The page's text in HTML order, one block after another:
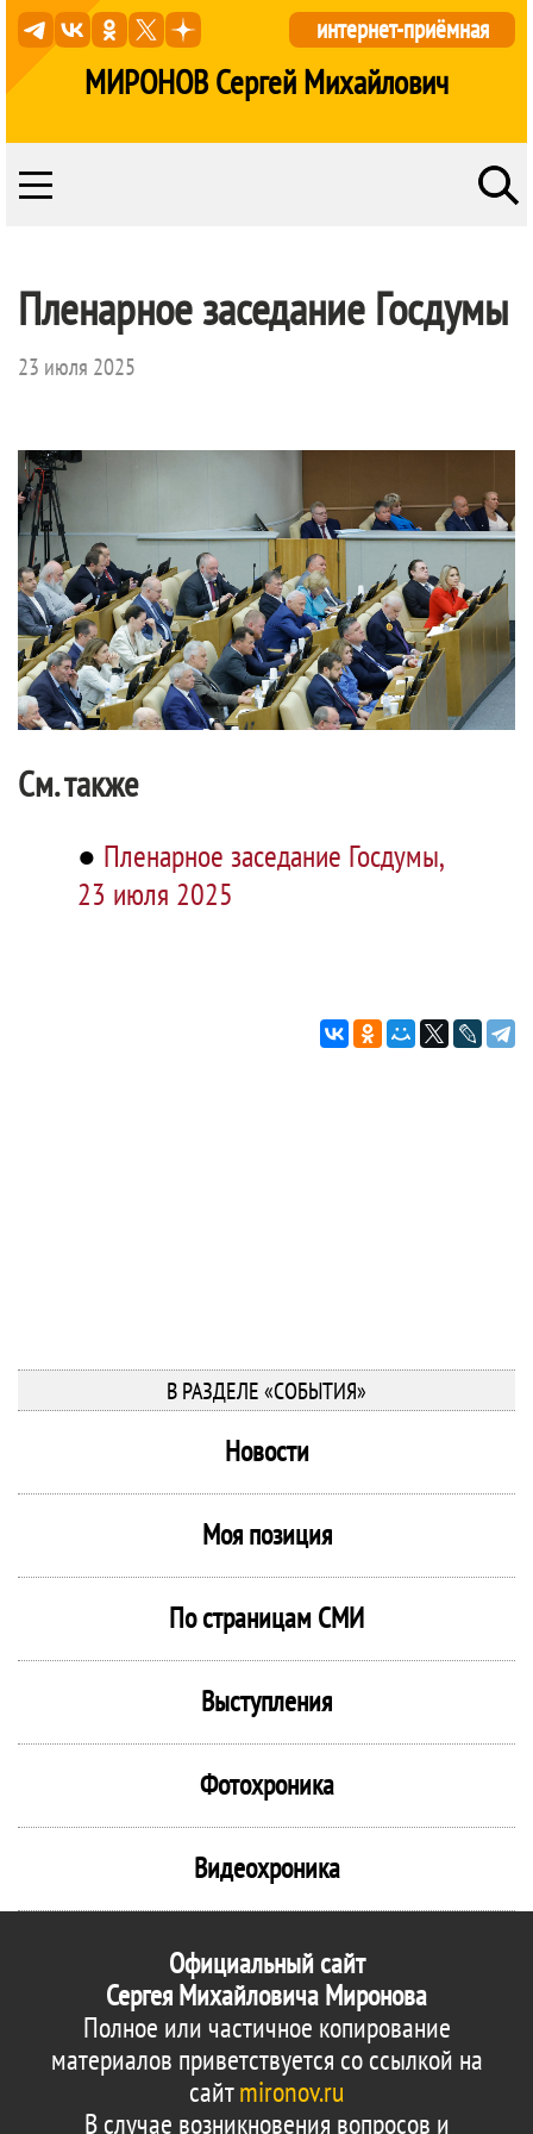
МИРОНОВ Сергей Михайлович
интернет-приёмная
Пленарное заседание Госдумы
23 июля 2025
См. также
● Пленарное заседание Госдумы,
23 июля 2025
В РАЗДЕЛЕ «СОБЫТИЯ»
Новости
Моя позиция
По страницам СМИ
Выступления
Фотохроника
Видеохроника
Официальный сайт
Сергея Михайловича Миронова
Полное или частичное копирование
материалов приветствуется со ссылкой на
сайтmironov.ru
В случае возникновения вопросов и